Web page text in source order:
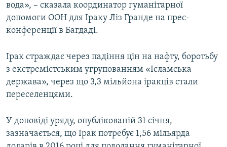
вода», – сказала координатор гуманітарної
допомоги ООН для Іраку Ліз Гранде на прес-
конференції в Багдаді.
Ірак страждає через падіння цін на нафту, боротьбу
з екстремістським угрупованням «Ісламська
держава», через що 3,3 мільйона іракців стали
переселенцями.
У доповіді уряду, опублікованій 31 січня,
зазначається, що Ірак потребує 1,56 мільярда